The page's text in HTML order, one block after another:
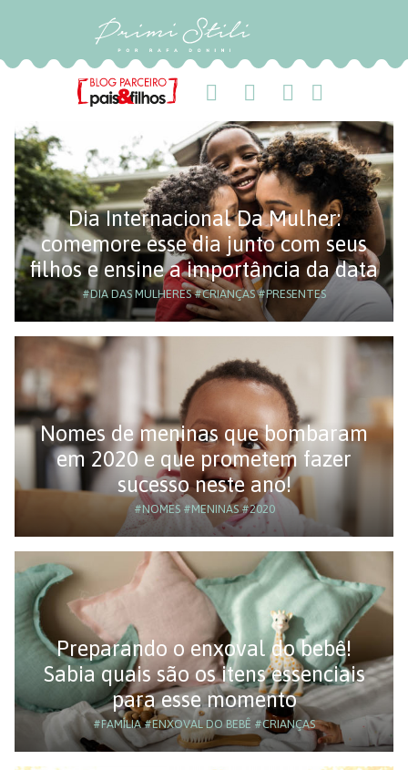
Dia Internacional Da Mulher:
comemore esse dia junto com seus
filhos e ensine a importância da data
#DIA DAS MULHERES#CRIANÇAS#PRESENTES
Nomes de meninas que bombaram
em 2020 e que prometem fazer
sucesso neste ano!
#NOMES#MENINAS#2020
Preparando o enxoval do bebê!
Sabia quais são os itens essenciais
para esse momento
#FAMÍLIA#ENXOVAL DO BEBÊ #CRIANÇAS